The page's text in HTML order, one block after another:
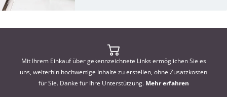
Mit Ihrem Einkauf über gekennzeichnete Links ermöglichen Sie es
uns, weiterhin hochwertige Inhalte zu erstellen, ohne Zusatzkosten
für Sie. Danke für Ihre Unterstützung. Mehr erfahren